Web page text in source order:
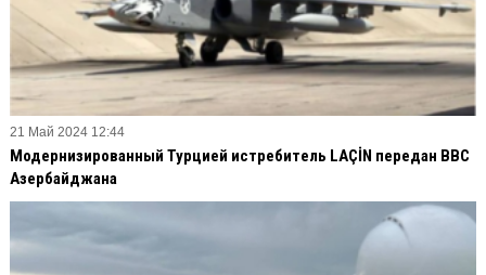
21 Май 2024 12:44
Модернизированный Турцией истребитель LAÇİN передан ВВС
Азербайджана